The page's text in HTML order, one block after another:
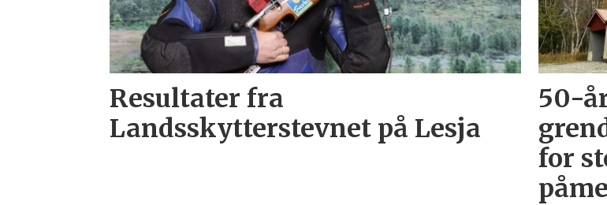
Resultater fra
Landsskytterstevnet på Lesja
50-
for